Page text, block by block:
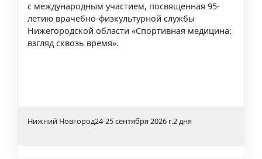
с международным участием, посвященная 95-
летию врачебно-физкультурной службы
Нижегородской области «Спортивная медицина:
взгляд сквозь время».
Нижний Новгород24-25 сентября 2026 г.2 дня